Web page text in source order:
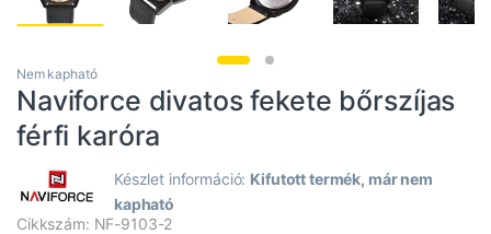
Nem kapható
Naviforce divatos fekete bőrszíjas
férfi karóra
Készlet információ: Kifutott termék, már nem
kapható
Cikkszám: NF-9103-2